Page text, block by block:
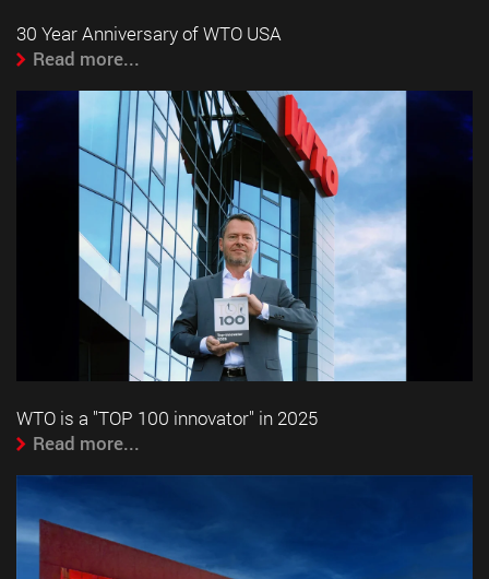
30 Year Anniversary of WTO USA
Read more...
WTO is a "TOP 100 innovator" in 2025
Read more...